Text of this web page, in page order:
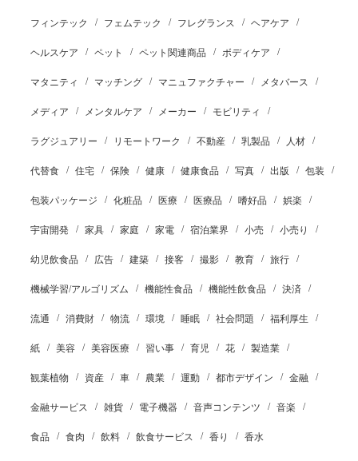
フィンテック フェムテック フレグランス ヘアケア
ヘルスケア ペット ペット関連商品 ボディケア
マタニティ マッチング マニュファクチャー メタバース
メディア メンタルケア メーカー モビリティ
ラグジュアリー リモートワーク 不動産 乳製品 人材
代替食 住宅 保険 健康 健康食品 写真 出版 包装
包装パッケージ 化粧品 医療 医療品 嗜好品 娯楽
宇宙開発 家具 家庭 家電 宿泊業界 小売 小売り
幼児飲食品 広告 建築 接客 撮影 教育 旅行
機械学習/アルゴリズム 機能性食品 機能性飲食品 決済
流通 消費財 物流 環境 睡眠 社会問題 福利厚生
紙 美容 美容医療 習い事 育児 花 製造業
観葉植物 資産 車 農業 運動 都市デザイン 金融
金融サービス 雑貨 電子機器 音声コンテンツ 音楽
食品 食肉 飲料 飲食サービス 香り 香水